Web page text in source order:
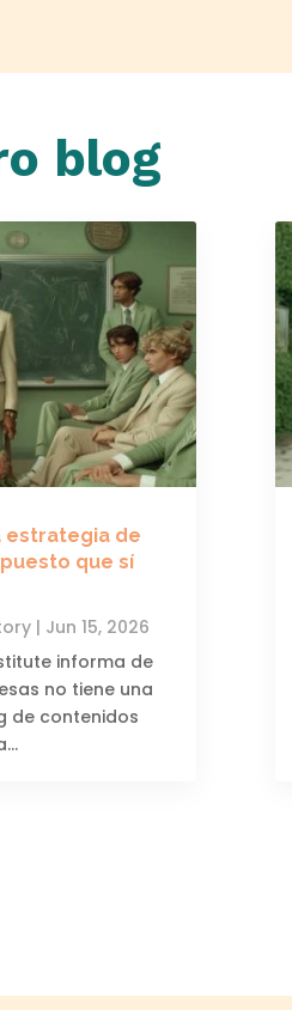
blog
estrategia de
que sí
| Jun 15, 2026
informa de
no tiene una
de contenidos